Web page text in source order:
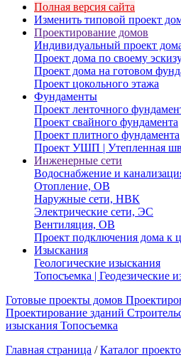
Полная версия сайта
Изменить типовой проект
Проектирование домов
Индивидуальный проект
Проект дома по своему
Проект дома на готовом
Проект цокольного этажа
Фундаменты
Проект ленточного
Проект свайного фундамента
Проект плитного фундамента
Проект УШП | Утепленная
Инженерные сети
Водоснабжение и
Отопление, ОВ
Наружные сети, НВК
Электрические сети, ЭС
Вентиляция, ОВ
Проект подключения дома к
Изыскания
Геологические изыскания
Топосъемка | Геодезические
Готовые проекты домов
Проектирование зданий
изыскания Топосъемка
Главная страница / Каталог